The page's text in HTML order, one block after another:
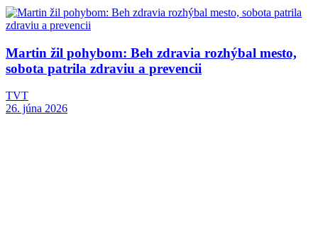
Martin žil pohybom: Beh zdravia rozhýbal mesto,
sobota patrila zdraviu a prevencii
TVT
26. júna 2026